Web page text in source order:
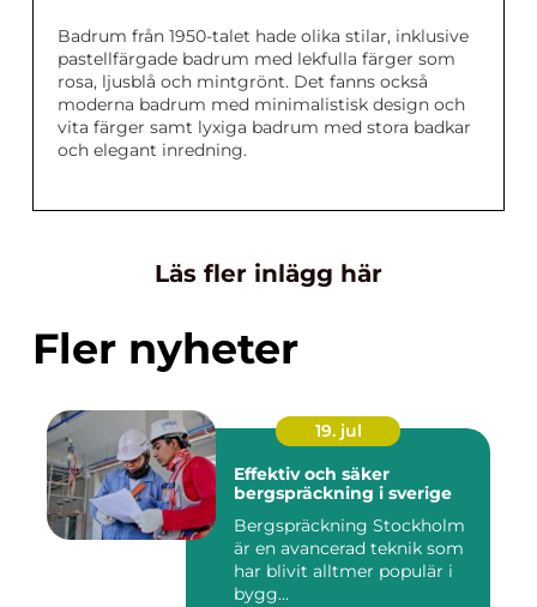
Badrum från 1950-talet hade olika stilar, inklusive
pastellfärgade badrum med lekfulla färger som
rosa, ljusblå och mintgrönt. Det fanns också
moderna badrum med minimalistisk design och
vita färger samt lyxiga badrum med stora badkar
och elegant inredning.
Läs fler inlägg här
Fler nyheter
19. jul
Effektiv och säker
bergspräckning i sverige
Bergspräckning Stockholm
är en avancerad teknik som
har blivit alltmer populär i
bygg...